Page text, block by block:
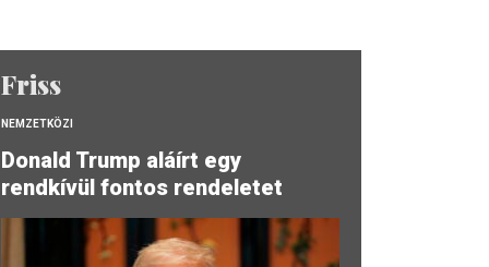
Friss
NEMZETKÖZI
Donald Trump aláírt egy
rendkívül fontos rendeletet